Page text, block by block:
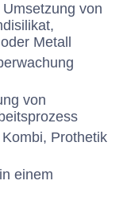
von
Metall
von
Prothetik
einem